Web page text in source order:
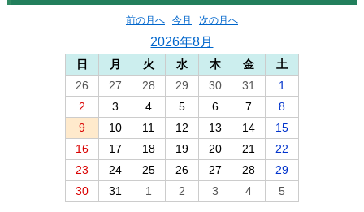
前の月へ 今月 次の月へ
2026年8月
日 月 火 水 木 金
土
26
27 28 29 30 31
1
2
3 4 5 6 7
8
9
10 11 12 13 14
15
16
17 18 19 20 21
22
23
24 25 26 27 28
29
30
31 1 2 3 4 5